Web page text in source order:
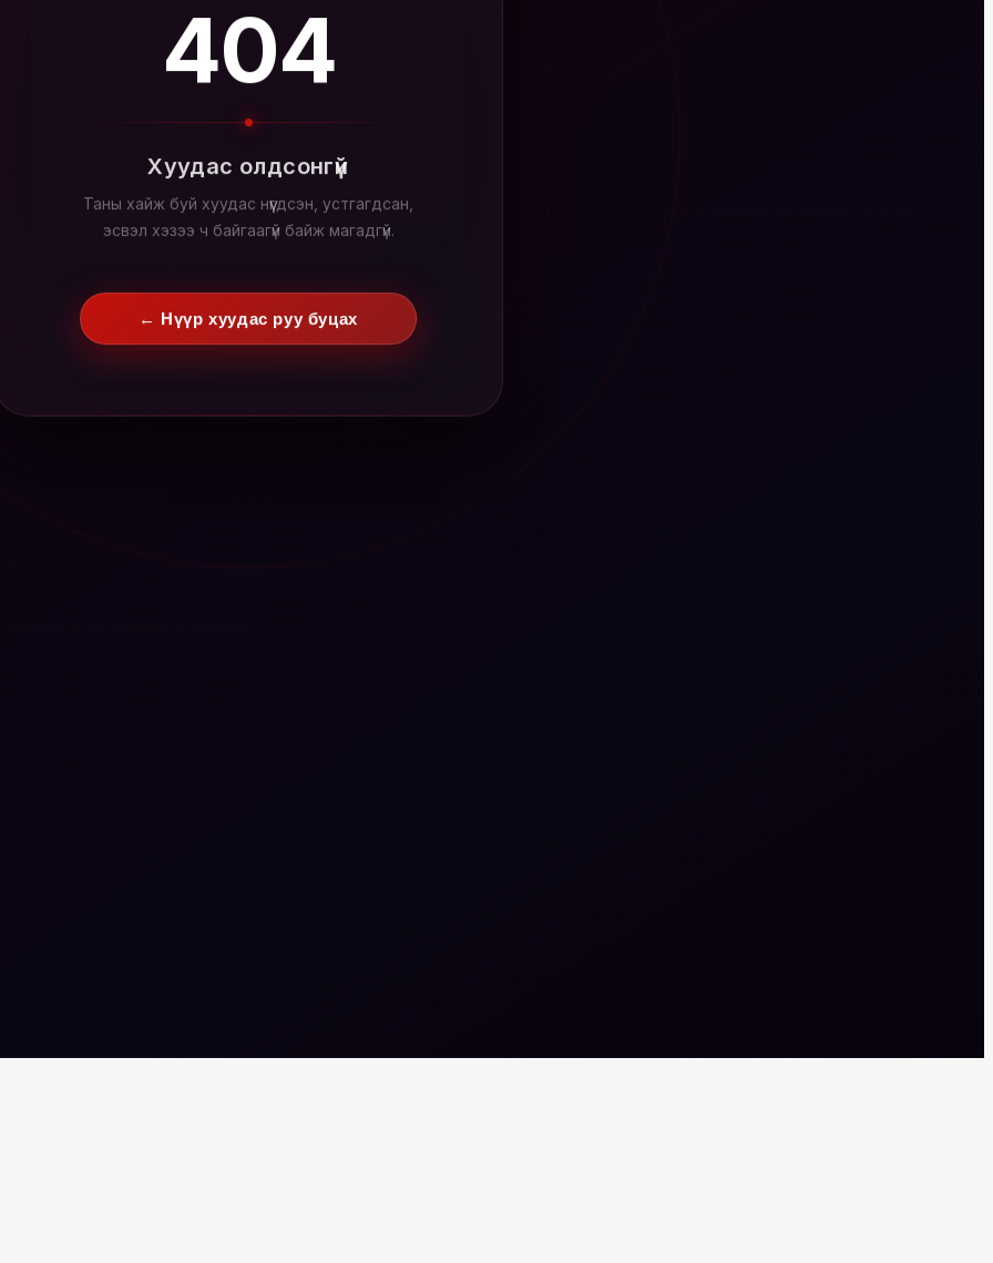
404
Хуудас олдсонгүй
Таны хайж буй хуудас нүүгдсэн, устгагдсан,
эсвэл хэзээ ч байгаагүй байж магадгүй.
← Нүүр хуудас руу буцах